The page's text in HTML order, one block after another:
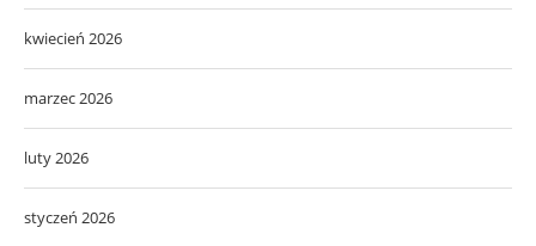
kwiecień 2026
marzec 2026
luty 2026
styczeń 2026